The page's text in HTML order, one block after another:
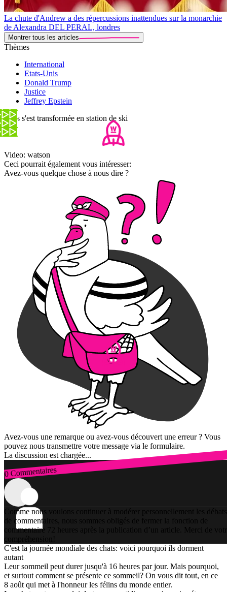
La chute d'Andrew a des répercussions inattendues sur la monarchie
de Alexandra DEL PERAL, londres
Montrer tous les articles
Thèmes
International
Etats-Unis
Donald Trump
Justice
Jeffrey Epstein
Paris s'est transformée en station de ski
Video: watson
Ceci pourrait également vous intéresser:
Avez-vous quelque chose à nous dire ?
Avez-vous une remarque ou avez-vous découvert une erreur ? Vous
pouvez nous transmettre votre message via le formulaire.
La discussion est chargée...
0 Commentaires
Connexion
Comme nous voulons continuer à modérer personnellement les débats
de commentaires, nous sommes obligés de fermer la fonction de
commentaire 72 heures après la publication d’un article. Merci de
compréhension!
C'est la journée mondiale des chats: voici pourquoi ils dorment
autant
Leur sommeil peut durer jusqu'à 16 heures par jour. Mais pourquoi,
et surtout comment se présente ce sommeil? On vous dit tout, en ce
8 août qui met à l'honneur les félins du monde entier.